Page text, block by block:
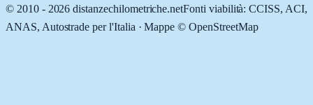
© 2010 - 2026 distanzechilometriche.netFonti viabilità: CCISS, ACI,
ANAS, Autostrade per l'Italia · Mappe © OpenStreetMap